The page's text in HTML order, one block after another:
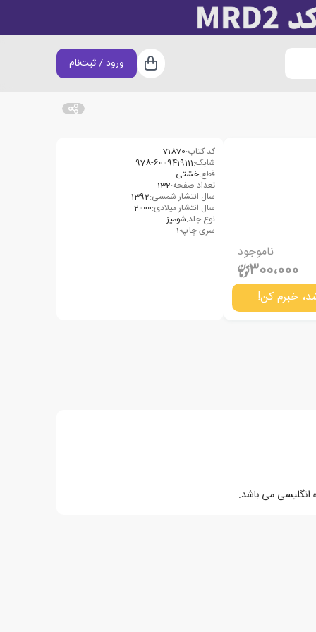
سبد خرید
ورود / ثبت‌نام
ناموجود
300،000
خبرم کن!
کد کتاب:71870
شابک:978-6009419111
قطع:خشتی
تعداد صفحه:132
سال انتشار شمسی:1392
سال انتشار میلادی:2000
نوع جلد:شومیز
سری چاپ:1